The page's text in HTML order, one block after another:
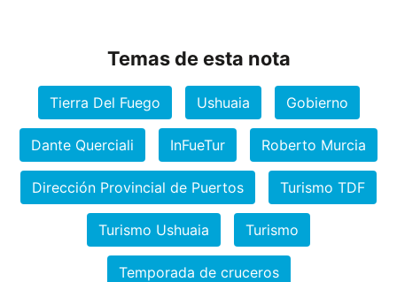
Temas de esta nota
Tierra Del Fuego Ushuaia Gobierno
Dante Querciali InFueTur Roberto Murcia
Dirección Provincial de Puertos Turismo TDF
Turismo Ushuaia Turismo
Temporada de cruceros